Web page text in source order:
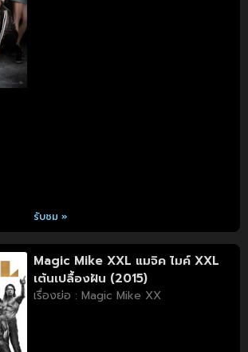
รับชม »
Magic Mike XXL แมจิค ไมค์ XXL
เต้นเปลื้องฝัน (2015)
เรื่องย่อ : Magic Mike XX